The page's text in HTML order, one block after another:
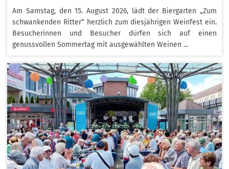
Am Samstag, den 15. August 2026, lädt der Biergarten „Zum
schwankenden Ritter“ herzlich zum diesjährigen Weinfest ein.
Besucherinnen und Besucher dürfen sich auf einen
genussvollen Sommertag mit ausgewählten Weinen ...